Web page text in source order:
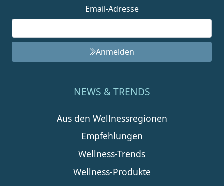
Email-Adresse
Anmelden
NEWS & TRENDS
Aus den Wellnessregionen
Empfehlungen
Wellness-Trends
Wellness-Produkte